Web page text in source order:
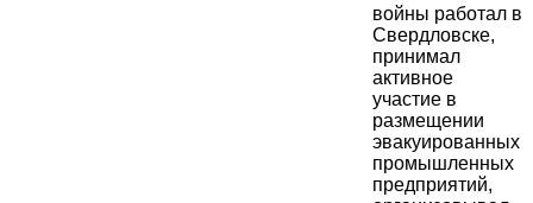
войны работал в
Свердловске,
принимал
активное
участие в
размещении
эвакуированных
промышленных
предприятий,